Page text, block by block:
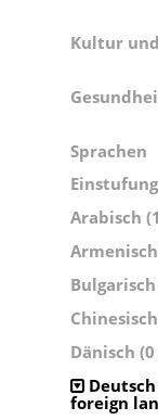
Kultur
Sprachen
Arabisch
Dänisch
foreign